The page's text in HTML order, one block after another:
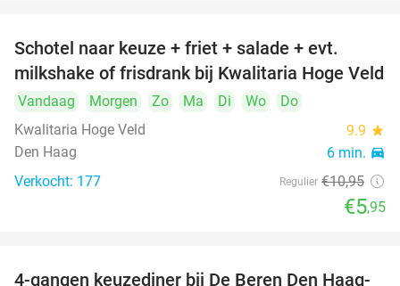
Schotel naar keuze + friet + salade + evt.
milkshake of frisdrank bij Kwalitaria Hoge Veld
Vandaag Morgen Zo Ma Di Wo
Do
Kwalitaria Hoge Veld
9.9 star
Den Haag 6 min. directions_car
Verkocht: 177 Regulier €10,95
€5,95
4-gangen keuzediner bij De Beren Den Haag-